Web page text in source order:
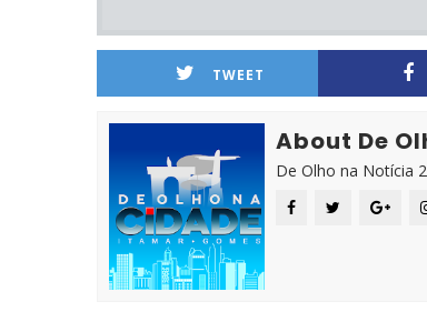
TWEET
About De
De Olho na Notícia